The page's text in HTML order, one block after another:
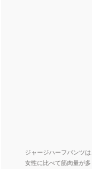
ジャージハーフパンツ
女性に比べて筋肉量が